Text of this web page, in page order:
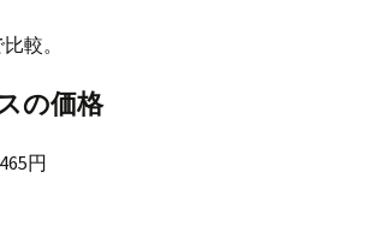
較。
の価格
円